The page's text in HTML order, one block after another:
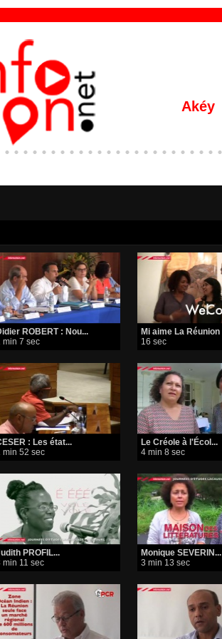
Akéy
ROBERT : Nou...
min 7 sec
Mi aime La Réunion
16 sec
: Les état...
min 52 sec
Le Créole à l'Écol...
4 min 8 sec
PROFIL...
min 11 sec
Monique SEVERIN...
3 min 13 sec